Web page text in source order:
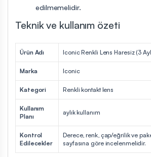
edilmemelidir.
Teknik ve kullanım özeti
Ürün Adı Iconic Renkli Lens Haresiz (3
Marka Iconic
Kategori Renkli kontakt lens
Kullanım
Planı
aylık kullanım
Kontrol
Edilecekler
Derece, renk, çap/eğrilik ve
sayfasına göre incelenmelidir.